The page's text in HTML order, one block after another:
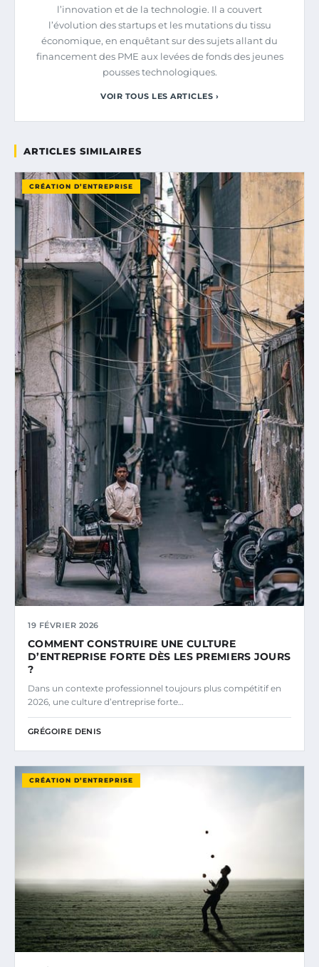
l’innovation et de la technologie. Il a couvert
l’évolution des startups et les mutations du tissu
économique, en enquêtant sur des sujets allant du
financement des PME aux levées de fonds des jeunes
pousses technologiques.
VOIR TOUS LES ARTICLES ›
ARTICLES SIMILAIRES
CRÉATION D’ENTREPRISE
19 FÉVRIER 2026
COMMENT CONSTRUIRE UNE CULTURE
D’ENTREPRISE FORTE DÈS LES PREMIERS JOURS
?
Dans un contexte professionnel toujours plus compétitif en
2026, une culture d’entreprise forte…
GRÉGOIRE DENIS
CRÉATION D’ENTREPRISE